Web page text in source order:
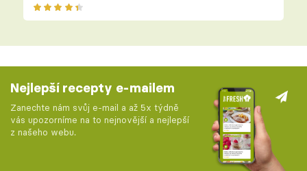
Nejlepší recepty e-mailem
Zanechte nám svůj e-mail a až 5x týdně
vás upozorníme na to nejnovější a nejlepší
z našeho webu.